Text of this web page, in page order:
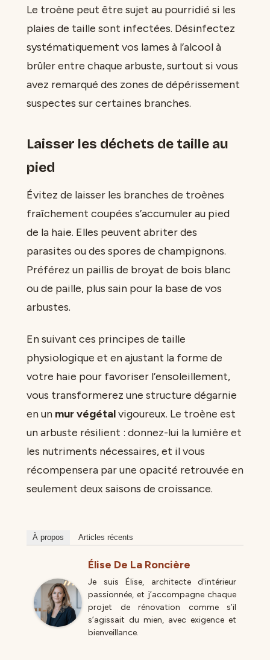
Le troène peut être sujet au pourridié si les
plaies de taille sont infectées. Désinfectez
systématiquement vos lames à l’alcool à
brûler entre chaque arbuste, surtout si vous
avez remarqué des zones de dépérissement
suspectes sur certaines branches.
Laisser les déchets de taille au
pied
Évitez de laisser les branches de troènes
fraîchement coupées s’accumuler au pied
de la haie. Elles peuvent abriter des
parasites ou des spores de champignons.
Préférez un paillis de broyat de bois blanc
ou de paille, plus sain pour la base de vos
arbustes.
En suivant ces principes de taille
physiologique et en ajustant la forme de
votre haie pour favoriser l’ensoleillement,
vous transformerez une structure dégarnie
en un mur végétalvigoureux. Le troène est
un arbuste résilient : donnez-lui la lumière et
les nutriments nécessaires, et il vous
récompensera par une opacité retrouvée en
seulement deux saisons de croissance.
À propos Articles récents
Élise De La Roncière
Je suis Élise, architecte d'intérieur
passionnée, et j’accompagne chaque
projet de rénovation comme s’il
s’agissait du mien, avec exigence et
bienveillance.